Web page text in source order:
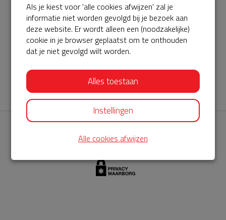
AED360-ProCardio
ServiceBuurtAED wordt aangeboden door de Hartstichting en
AED360-ProCardio. Net als bij BuurtAED is AED360-ProCardio
de leverancier van het servicepakket en ontzorgen zij jou de
komende jaren. AED360-ProCardio is gespecialiseerd in de
levering en het onderhoud van Philips AED’s.
Als je kiest voor 'alle cookies afwijzen' zal je
informatie niet worden gevolgd bij je bezoek aan
deze website. Er wordt alleen een (noodzakelijke)
cookie in je browser geplaatst om te onthouden
dat je niet gevolgd wilt worden.
Alles toestaan
Instellingen
Alle cookies afwijzen